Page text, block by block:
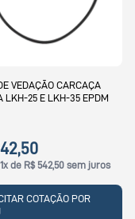
VEDAÇÃO CARCAÇA
LKH-25 E LKH-35 EPDM
de R$ 542,50 sem juros
COTAÇÃO POR